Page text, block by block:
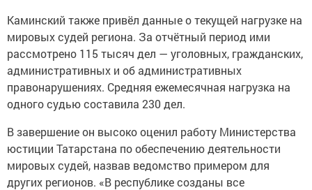
Каминский также привёл данные о текущей нагрузке на
мировых судей региона. За отчётный период ими
рассмотрено 115 тысяч дел — уголовных, гражданских,
административных и об административных
правонарушениях. Средняя ежемесячная нагрузка на
одного судью составила 230 дел.
В завершение он высоко оценил работу Министерства
юстиции Татарстана по обеспечению деятельности
мировых судей, назвав ведомство примером для
других регионов. «В республике созданы все